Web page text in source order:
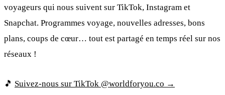
voyageurs qui nous suivent sur TikTok, Instagram et
Snapchat. Programmes voyage, nouvelles adresses, bons
plans, coups de cœur… tout est partagé en temps réel sur nos
réseaux !
🎵 Suivez-nous sur TikTok @worldforyou.co →